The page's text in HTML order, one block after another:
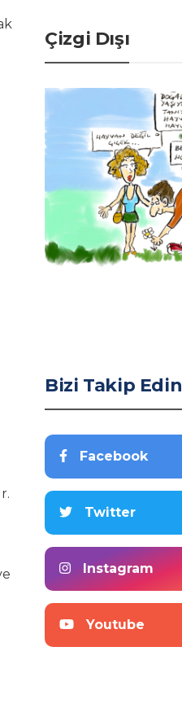
Çizgi Dışı
Bizi Takip Edin
Facebook
Twitter
Instagram
Youtube